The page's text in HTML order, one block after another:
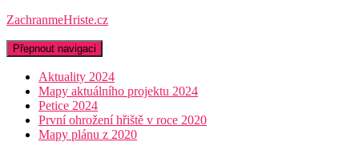
ZachranmeHriste.cz
Přepnout navigaci
Aktuality 2024
Mapy aktuálního projektu 2024
Petice 2024
První ohrožení hřiště v roce 2020
Mapy plánu z 2020